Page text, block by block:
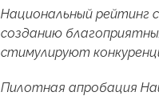
Национальный рейтинг
созданию
стимулируют
Пилотная апробация